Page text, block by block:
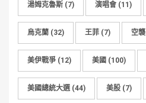
湯姆克魯斯 (7) 演唱會 (11)
烏克蘭 (32) 王菲 (7) 空襲
美伊戰爭 (12) 美國 (100)
美國總統大選(44) 美股 (7)